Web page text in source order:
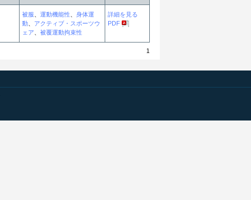
被服、 運動機能性、 身体運
動、 アクティブ・スポーツウ
ェア、 被覆運動拘束性
詳細を見る
PDF
1